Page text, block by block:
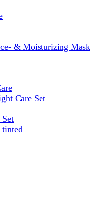
& Moisturizing Mask
Care Set
Set
tinted